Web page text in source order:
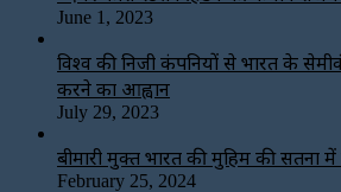
June 1, 2023
विश्‍व की निजी कंपनियों से भारत के
करने का आह्वान
July 29, 2023
बीमारी मुक्त भारत की मुहिम की सतना में
February 25, 2024